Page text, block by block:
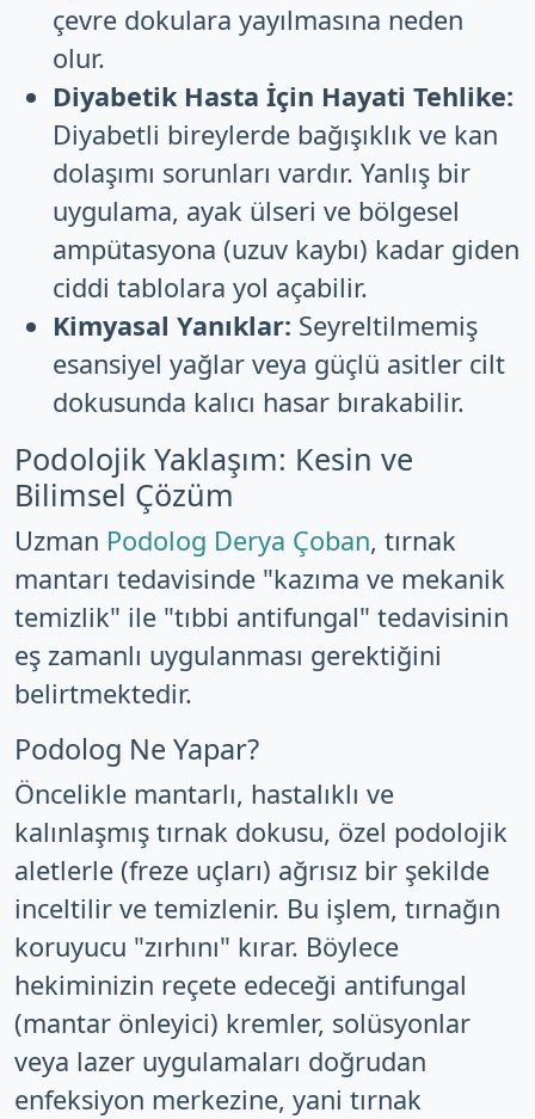
çevre dokulara yayılmasına neden
olur.
Diyabetik Hasta İçin Hayati Tehlike:
Diyabetli bireylerde bağışıklık ve kan
dolaşımı sorunları vardır. Yanlış bir
uygulama, ayak ülseri ve bölgesel
ampütasyona (uzuv kaybı) kadar giden
ciddi tablolara yol açabilir.
Kimyasal Yanıklar: Seyreltilmemiş
esansiyel yağlar veya güçlü asitler cilt
dokusunda kalıcı hasar bırakabilir.
Podolojik Yaklaşım: Kesin ve
Bilimsel Çözüm
Uzman Podolog Derya Çoban, tırnak
mantarı tedavisinde "kazıma ve mekanik
temizlik" ile "tıbbi antifungal" tedavisinin
eş zamanlı uygulanması gerektiğini
belirtmektedir.
Podolog Ne Yapar?
Öncelikle mantarlı, hastalıklı ve
kalınlaşmış tırnak dokusu, özel podolojik
aletlerle (freze uçları) ağrısız bir şekilde
inceltilir ve temizlenir. Bu işlem, tırnağın
koruyucu "zırhını" kırar. Böylece
hekiminizin reçete edeceği antifungal
(mantar önleyici) kremler, solüsyonlar
veya lazer uygulamaları doğrudan
enfeksiyon merkezine, yani tırnak